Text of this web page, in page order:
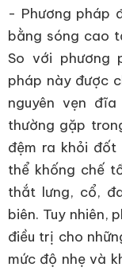
- Phương pháp
bằng sóng cao
So với phương
pháp này được
nguyên vẹn
thường gặp
đệm ra khỏi
thể khống chế
thắt lưng, cổ,
biên. Tuy nhiên,
điều trị cho
mức độ nhẹ và